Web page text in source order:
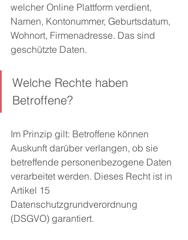
welcher Online Plattform verdient,
Namen, Kontonummer, Geburtsdatum,
Wohnort, Firmenadresse. Das sind
geschützte Daten.
Welche Rechte haben
Betroffene?
Im Prinzip gilt: Betroffene können
Auskunft darüber verlangen, ob sie
betreffende personenbezogene Daten
verarbeitet werden. Dieses Recht ist in
Artikel 15
Datenschutzgrundverordnung
(DSGVO) garantiert.